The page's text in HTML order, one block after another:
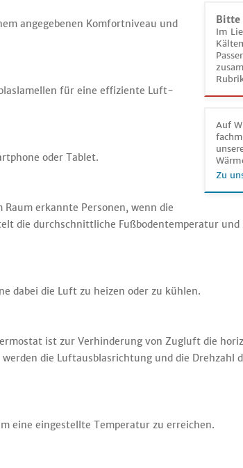
Bitte
Im
Auf
Zu
angegebenen Komfortniveau und
für eine effiziente Luft-
oder Tablet.
erkannte Personen, wenn die
die durchschnittliche Fußbodentemperatur
dabei die Luft zu heizen oder zu kühlen.
ist zur Verhinderung von Zugluft die
die Luftausblasrichtung und die Drehzahl
eine eingestellte Temperatur zu erreichen.